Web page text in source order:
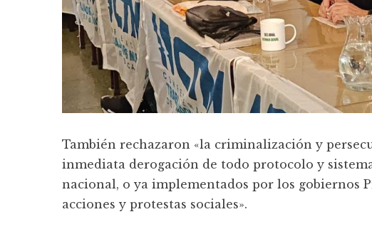
También rechazaron «la criminalización y
inmediata derogación de todo protocolo y
nacional, o ya implementados por los gobiernos
acciones y protestas sociales».